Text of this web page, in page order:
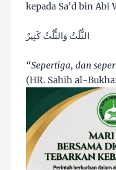
kepada Sa'd bin Abi
الثُّلُثُ وَالثُّلُثُ كَثِيرٌ
“Sepertiga, dan
(HR. Sahih al-